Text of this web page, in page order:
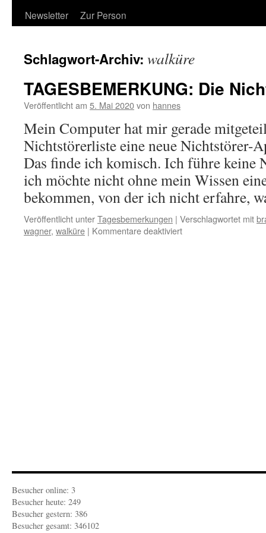
Newsletter
Zur Person
Schlagwort-Archiv: walküre
TAGESBEMERKUNG: Die
Veröffentlicht am 5. Mai 2020von hannes
Mein Computer hat mir gerade
Nichtstörerliste eine neue Nichtstörer-
Das finde ich komisch. Ich führe keine
ich möchte nicht ohne mein Wissen
bekommen, von der ich nicht erfahre,
Veröffentlicht unterTagesbemerkungen | Verschlagwortet mit
wagner, walküre | Kommentare deaktiviertfür
Besucher online: 3
Besucher heute: 249
Besucher gestern: 386
Besucher gesamt: 346102